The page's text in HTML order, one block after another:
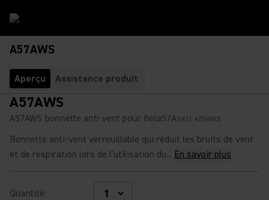
A57AWS
Aperçu Assistance produit
A57AWS
A57AWS bonnette anti-vent pour Beta57ASKU: A57AWS
Bonnette anti-vent verrouillable qui réduit les bruits de vent
et de respiration lors de l'utilisation du... En savoir plus
Quantité: